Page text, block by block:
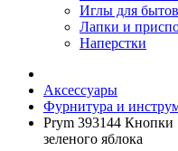
Иглы для
Лапки и
Наперстки
Аксессуары
Фурнитура и
Prym 393144 Кнопки
зеленого яблока